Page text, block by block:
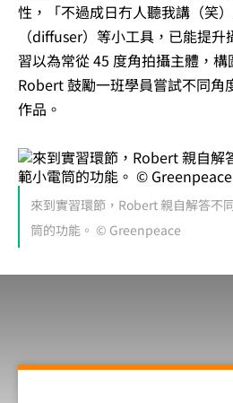
性，「不過成日冇人聽我講（笑
（diffuser）等小工具，已能提
習以為常從 45 度角拍攝主體，構
Robert 鼓勵一班學員嘗試不同角
作品。
來到實習環節，Robert 親自解答不
筒的功能。 © Greenpeace